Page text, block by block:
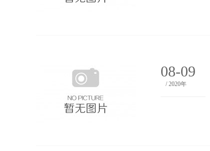
08-09
/ 2020年